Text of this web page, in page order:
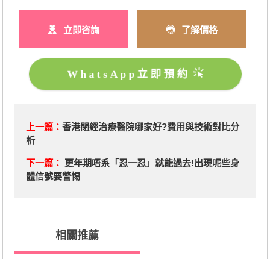
立即咨詢 了解價格
WhatsApp立即預約
上一篇： 香港閉經治療醫院哪家好?費用與技術對比分
析
下一篇： 更年期唔系「忍一忍」就能過去!出現呢些身
體信號要警惕
相關推薦